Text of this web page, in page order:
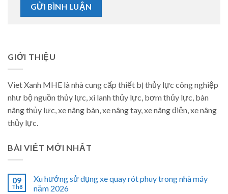
GIỚI THIỆU
Viet Xanh MHE là nhà cung cấp thiết bị thủy lực công nghiệp
như bộ nguồn thủy lực, xi lanh thủy lực, bơm thủy lực, bàn
nâng thủy lực, xe nâng bàn, xe nâng tay, xe nâng điện, xe nâng
thủy lực.
BÀI VIẾT MỚI NHẤT
09
Th8
Xu hướng sử dụng xe quay rót phuy trong nhà máy
năm 2026